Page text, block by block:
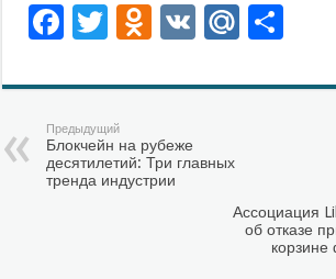
Facebook
Twitter
VK
Предыдущий
Блокчейн на рубеже
десятилетий: Три главных
тренда индустрии
Ассоциация
об отказе